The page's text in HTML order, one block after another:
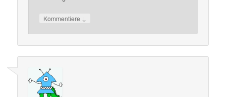
Kommentiere ↓